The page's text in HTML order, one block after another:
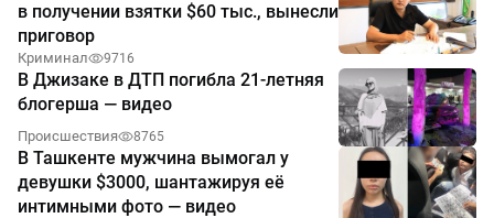
в получении взятки $60 тыс., вынесли
приговор
Криминал 9716
В Джизаке в ДТП погибла 21-летняя
блогерша — видео
Происшествия 8765
В Ташкенте мужчина вымогал у
девушки $3000, шантажируя её
интимными фото — видео